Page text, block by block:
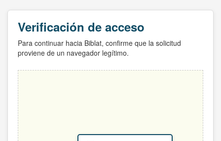
Verificación de acceso
Para continuar hacia Biblat, confirme que la solicitud
proviene de un navegador legítimo.